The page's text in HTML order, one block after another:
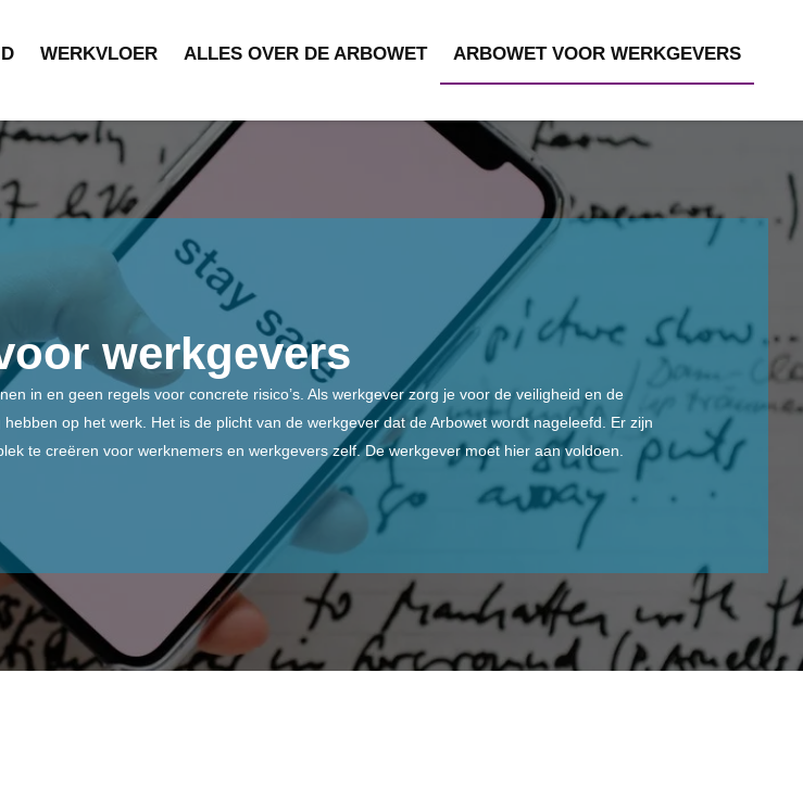
WERKVLOER ALLES OVER DE ARBOWET ARBOWET VOOR WERKGEVERS
werkgevers
in en geen regels voor concrete risico’s. Als werkgever zorg je voor de veiligheid en de
op het werk. Het is de plicht van de werkgever dat de Arbowet wordt nageleefd. Er zijn
te creëren voor werknemers en werkgevers zelf. De werkgever moet hier aan voldoen.